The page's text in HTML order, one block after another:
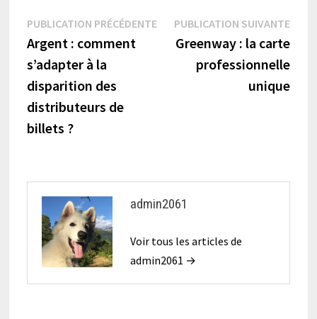
Navigation
de
l’article
PUBLICATION PRÉCÉDENTEPublication
précédente :
Argent : comment
s’adapter à la
disparition des
distributeurs de
billets ?
PUBLICATION SUIVANTE
Greenway : la carte
professionnelle
unique
admin2061
Voir tous les articles de
admin2061 →